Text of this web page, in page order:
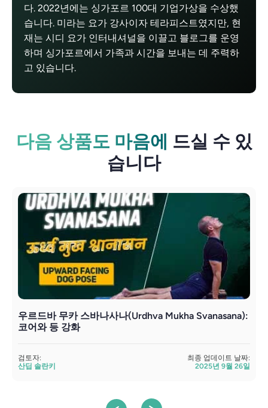
다. 2022년에는 싱가포르 100대 기업가상을 수상했
습니다. 미라는 요가 강사이자 테라피스트였지만, 현
재는 시디 요가 인터내셔널을 이끌고 블로그를 운영
하며 싱가포르에서 가족과 시간을 보내는 데 주력하
고 있습니다.
다음 상품도 마음에 드실 수 있
습니다
우르드바 무카 스바나사나(Urdhva Mukha Svanasana):
코어와 등 강화
검토자:
산딥 솔란키
최종 업데이트 날짜:
2025년 9월 26일